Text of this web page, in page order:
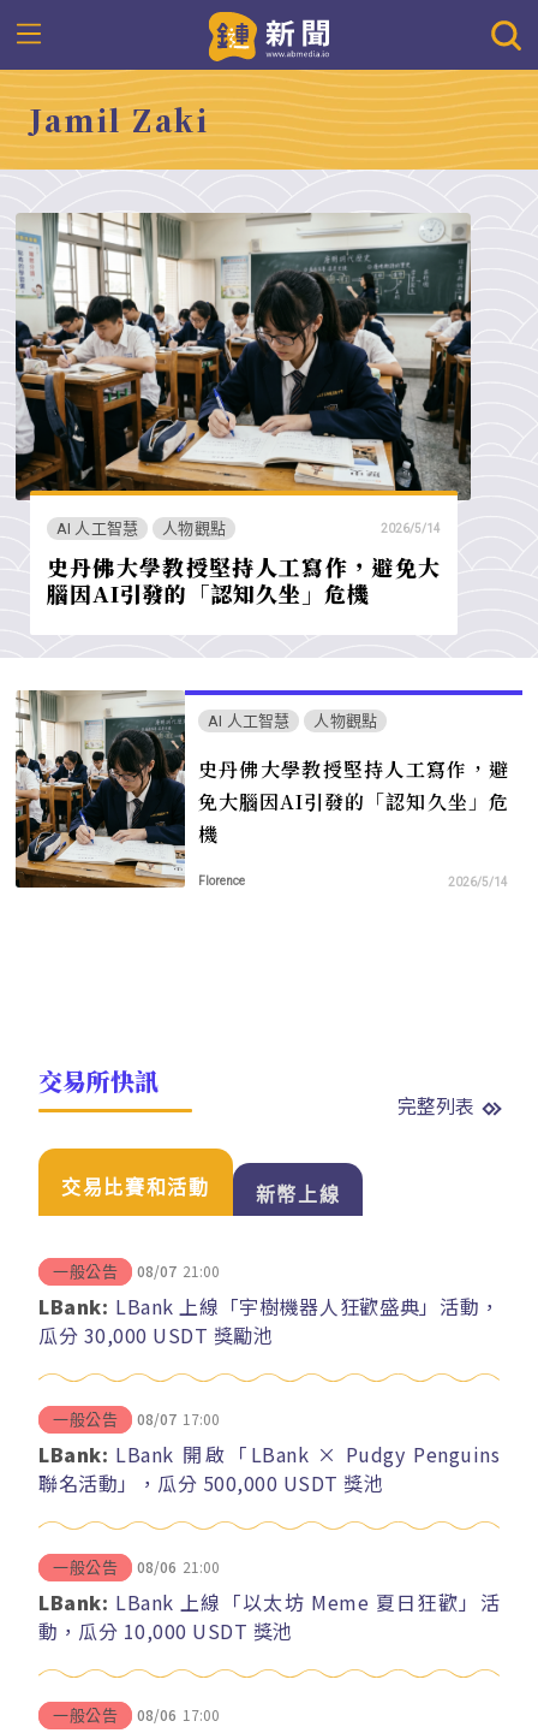
Jamil Zaki
AI 人工智慧 人物觀點 2026/5/14
史丹佛大學教授堅持人工寫作，避免大
腦因AI引發的「認知久坐」危機
AI 人工智慧 人物觀點
史丹佛大學教授堅持人工寫作，避
免大腦因AI引發的「認知久坐」危
機
Florence 2026/5/14
交易所快訊
完整列表
交易比賽和活動 新幣上線
一般公告 08/07 21:00
LBank: LBank 上線「宇樹機器人狂歡盛典」活動，
瓜分 30,000 USDT 獎勵池
一般公告 08/07 17:00
LBank: LBank 開啟「LBank × Pudgy Penguins
聯名活動」，瓜分 500,000 USDT 獎池
一般公告 08/06 21:00
LBank: LBank 上線「以太坊 Meme 夏日狂歡」活
動，瓜分 10,000 USDT 獎池
一般公告 08/06 17:00